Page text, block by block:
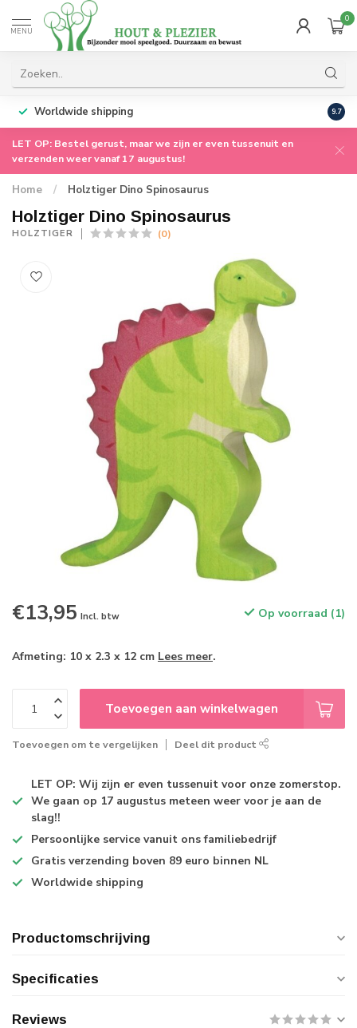
MENU
0
Worldwide shipping 9.7
LET OP: Bestel gerust, maar we zijn er even tussenuit en
verzenden weer vanaf 17 augustus!
Home / Holztiger Dino Spinosaurus
Holztiger Dino Spinosaurus
HOLZTIGER (0)
€13,95 Incl. btw Op voorraad (1)
Afmeting: 10 x 2.3 x 12 cm Lees meer.
Toevoegen aan winkelwagen
Toevoegen om te vergelijken Deel dit product
LET OP: Wij zijn er even tussenuit voor onze zomerstop.
We gaan op 17 augustus meteen weer voor je aan de
slag!!
Persoonlijke service vanuit ons familiebedrijf
Gratis verzending boven 89 euro binnen NL
Worldwide shipping
Productomschrijving
Specificaties
Reviews